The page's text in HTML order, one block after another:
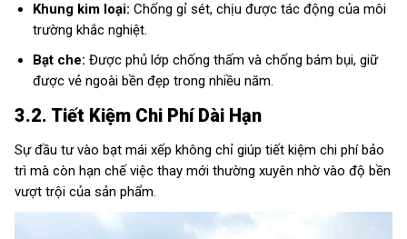
Khung kim loại: Chống gỉ sét, chịu được tác động của môi
trường khắc nghiệt.
Bạt che: Được phủ lớp chống thấm và chống bám bụi, giữ
được vẻ ngoài bền đẹp trong nhiều năm.
3.2. Tiết Kiệm Chi Phí Dài Hạn
Sự đầu tư vào bạt mái xếp không chỉ giúp tiết kiệm chi phí bảo
trì mà còn hạn chế việc thay mới thường xuyên nhờ vào độ bền
vượt trội của sản phẩm.